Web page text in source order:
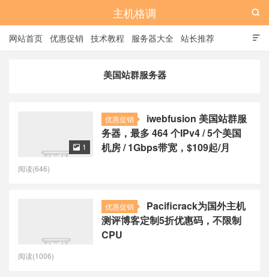
主机格调

网站首页 优惠促销 技术教程 服务器大全 站长推荐

美国站群服务器
优惠促销
iwebfusion 美国站群服
务器，最多 464 个IPv4 / 5个美国
机房 / 1Gbps带宽，$109起/月
 1
阅读(646)
优惠促销
Pacificrack为国外主机
测评博客定制5折优惠码，不限制
CPU
阅读(1006)